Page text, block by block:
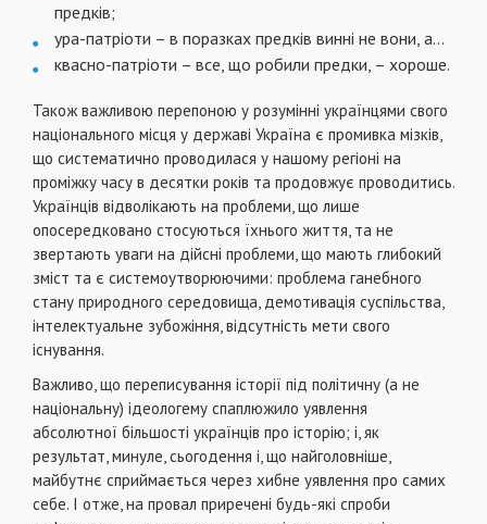
предкiв;
ура-патрiоти – в поразках предкiв виннi не вони, а...
квасно-патрiоти – все, що робили предки, – хороше.
Також важливою перепоною у розумiннi українцями свого
нацiонального мiсця у державi Україна є промивка мiзкiв,
що систематично проводилася у нашому регiонi на
промiжку часу в десятки рокiв та продовжує проводитись.
Українцiв вiдволiкають на проблеми, що лише
опосередковано стосуються їхнього життя, та не
звертають уваги на дiйснi проблеми, що мають глибокий
змiст та є системоутворюючими: проблема ганебного
стану природного середовища, демотивацiя суспiльства,
iнтелектуальне зубожiння, вiдсутнiсть мети свого
iснування.
Важливо, що переписування iсторiї пiд полiтичну (а не
нацiональну) iдеологему спаплюжило уявлення
абсолютної бiльшостi українцiв про iсторiю; i, як
результат, минуле, сьогодення i, що найголовнiше,
майбутнє сприймається через хибне уявлення про самих
себе. І отже, на провал приреченi будь-якi спроби